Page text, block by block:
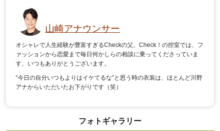
フォトギャラリー
山崎アナウンサー
オシャレで人生経験が豊富すぎるCheckの父。Check！の控室では、フ
ァッションから恋愛まで毎日何かしらの相談に乗ってくださっていま
す、いつもありがとうございます。
“今日の自分いつもよりはイケてるな”と思う時の衣装は、ほとんど川野
アナからいただいたお下がりです（笑）